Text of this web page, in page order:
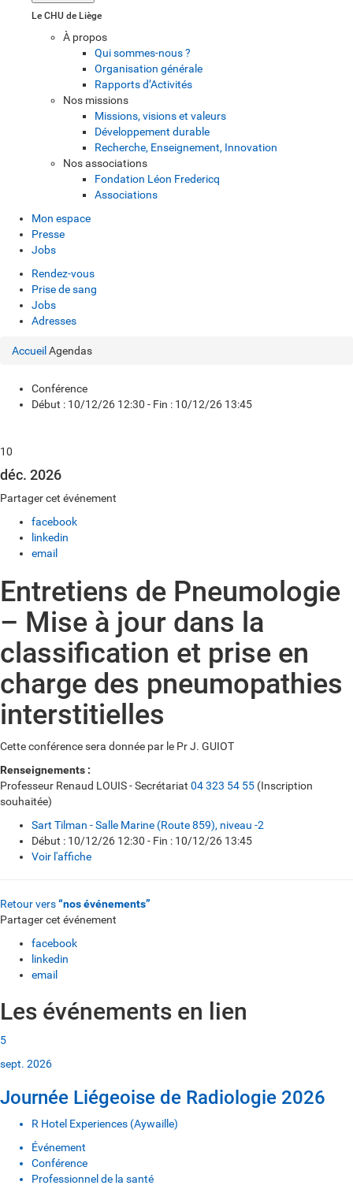
Le CHU de Liège
À propos
Qui sommes-nous ?
Organisation générale
Rapports d’Activités
Nos missions
Missions, visions et valeurs
Développement durable
Recherche, Enseignement, Innovation
Nos associations
Fondation Léon Fredericq
Associations
Mon espace
Presse
Jobs
Rendez-vous
Prise de sang
Jobs
Adresses
Accueil Agendas
Conférence
Début : 10/12/26 12:30 - Fin : 10/12/26 13:45
10
déc. 2026
Partager cet événement
facebook
linkedin
email
Entretiens de Pneumologie
– Mise à jour dans la
classification et prise en
charge des pneumopathies
interstitielles
Cette conférence sera donnée par le Pr J. GUIOT
Renseignements :
Professeur Renaud LOUIS - Secrétariat 04 323 54 55 (Inscription
souhaitée)
Sart Tilman - Salle Marine (Route 859), niveau -2
Début : 10/12/26 12:30 - Fin : 10/12/26 13:45
Voir l'affiche
Retour vers“nos événements”
Partager cet événement
facebook
linkedin
email
Les événements en lien
5
sept. 2026
Journée Liégeoise de Radiologie 2026
R Hotel Experiences (Aywaille)
Événement
Conférence
Professionnel de la santé